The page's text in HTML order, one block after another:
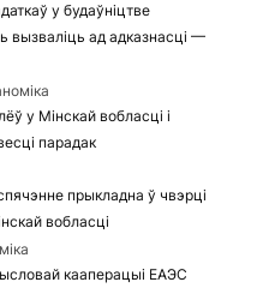
у будаўніцтве
вызваліць ад адказнасці —
у Мінскай вобласці і
парадак
прыкладна ў чвэрці
вобласці
кааперацыі ЕАЭС